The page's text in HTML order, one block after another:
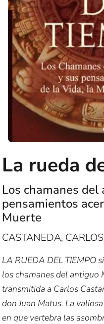
La rueda
Los chamanes
pensamientos
Muerte
CASTANEDA, CARLOS
LA RUEDA DEL TIEMPO
los chamanes del antiguo
transmitida a Carlos
don Juan Matus. La
en que vertebra las